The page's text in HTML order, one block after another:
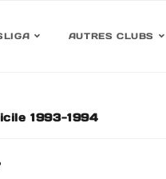
AUTRES CLUBS
1993-1994